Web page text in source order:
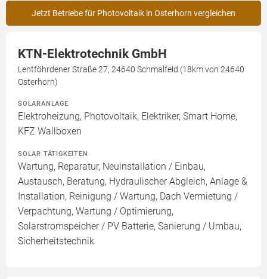
Jetzt Betriebe für Photovoltaik in Osterhorn vergleichen
KTN-Elektrotechnik GmbH
Lentföhrdener Straße 27, 24640 Schmalfeld (18km von 24640
Osterhorn)
SOLARANLAGE
Elektroheizung, Photovoltaik, Elektriker, Smart Home,
KFZ Wallboxen
SOLAR TÄTIGKEITEN
Wartung, Reparatur, Neuinstallation / Einbau,
Austausch, Beratung, Hydraulischer Abgleich, Anlage &
Installation, Reinigung / Wartung, Dach Vermietung /
Verpachtung, Wartung / Optimierung,
Solarstromspeicher / PV Batterie, Sanierung / Umbau,
Sicherheitstechnik